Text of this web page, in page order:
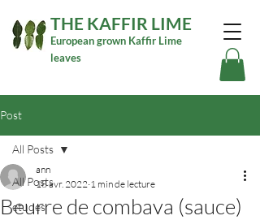
THE KAFFIR LIME
European grown Kaffir Lime
leaves
Post
All Posts
etudes
All Posts
Beurre de combava (sauce)
ann
18 avr. 2022 1 min de lecture